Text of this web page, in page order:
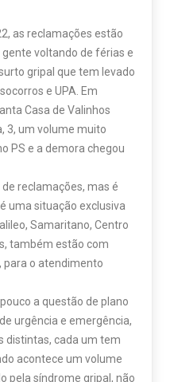
as reclamações estão
voltando de férias e
gripal que tem levado
e UPA. Em
Casa de Valinhos
3, um volume muito
PS e a demora chegou
reclamações, mas é
uma situação exclusiva
Samaritano, Centro
também estão com
para o atendimento
a questão de plano
urgência e emergência,
distintas, cada um tem
acontece um volume
pela síndrome gripal, não